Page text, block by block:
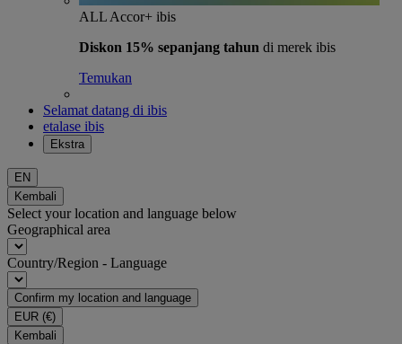
ALL Accor+ ibis
Diskon 15% sepanjang tahun di merek ibis
Temukan
Selamat datang di ibis
etalase ibis
Ekstra
EN
Kembali
Select your location and language below
Geographical area
Country/Region - Language
Confirm my location and language
EUR (€)
Kembali